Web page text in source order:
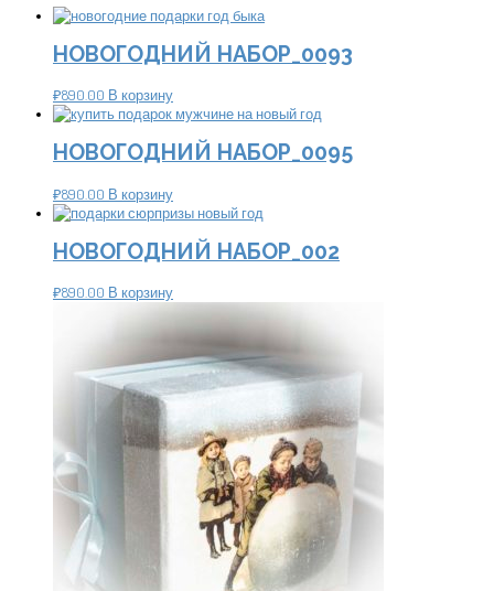
НОВОГОДНИЙ НАБОР_0093
₽890.00 В корзину
НОВОГОДНИЙ НАБОР_0095
₽890.00 В корзину
НОВОГОДНИЙ НАБОР_002
₽890.00 В корзину